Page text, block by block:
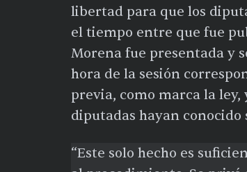
libertad para que los
el tiempo entre que fue
Morena fue presentada y
hora de la sesión
previa, como marca la
diputadas hayan
“Este solo hecho es